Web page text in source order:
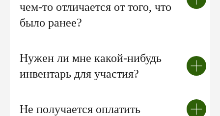
чем-то отличается от того, что
было ранее?
Нужен ли мне какой-нибудь
инвентарь для участия?
Не получается оплатить